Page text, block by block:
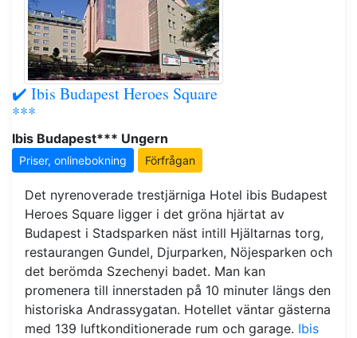
✔️ Ibis Budapest Heroes Square
***
Ibis Budapest*** Ungern
Priser, onlinebokning Förfrågan
Det nyrenoverade trestjärniga Hotel ibis Budapest
Heroes Square ligger i det gröna hjärtat av
Budapest i Stadsparken näst intill Hjältarnas torg,
restaurangen Gundel, Djurparken, Nöjesparken och
det berömda Szechenyi badet. Man kan
promenera till innerstaden på 10 minuter längs den
historiska Andrassygatan. Hotellet väntar gästerna
med 139 luftkonditionerade rum och garage. Ibis